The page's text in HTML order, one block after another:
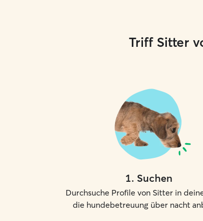
Triff Sitter
1. Suchen
Durchsuche Profile von Sitter in
die hundebetreuung über nacht